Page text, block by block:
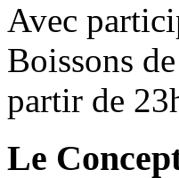
Avec
Boissons
partir de
Le